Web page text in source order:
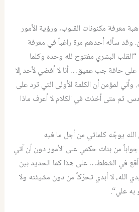
معرفة مكنونات القلوب، ورؤية الأمور
. وقد سأله أحدهم مرة راغباً في معرفة
:القلب البشري مفتوح لله وحده وكلما
على حافة جب عميق…أنا لا أفضي لأحد إلا
. وأني لمؤمن أن الكلمة الأولى التي ترد على
. ثم متى أخذت في الكلام لا أعرف ماذا
يوجّه كلماتي من أجل ما فيه
من بنات حكمي على الأمور دون أن آتي
أقع في الشطط…على هذا كما الحديد بين
الله، لا أبدي تحرّكاً من دون مشيئته ولا
به علي“.